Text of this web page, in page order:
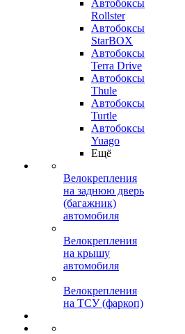
Автобоксы
Rollster
Автобоксы
StarBOX
Автобоксы
Terra Drive
Автобоксы
Thule
Автобоксы
Turtle
Автобоксы
Yuago
Ещё
Велокрепления
на заднюю дверь
(багажник)
автомобиля
Велокрепления
на крышу
автомобиля
Велокрепления
на ТСУ (фаркоп)